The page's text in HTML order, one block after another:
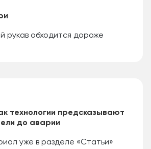
рукав обходится дороже
технологии предсказывают
до аварии
уже в разделе «Статьи»